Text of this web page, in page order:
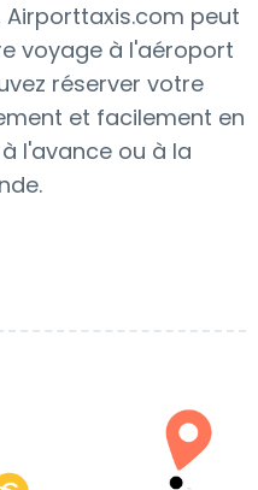
peut
voyage à l'aéroport
réserver votre
et facilement en
l'avance ou à la